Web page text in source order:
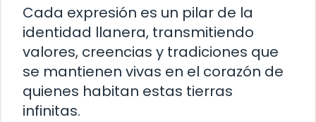
Cada expresión es un pilar de la
identidad llanera, transmitiendo
valores, creencias y tradiciones que
se mantienen vivas en el corazón de
quienes habitan estas tierras
infinitas.